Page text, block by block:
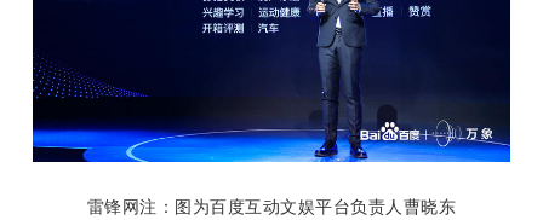
雷锋网注：图为百度互动文娱平台负责人曹晓东